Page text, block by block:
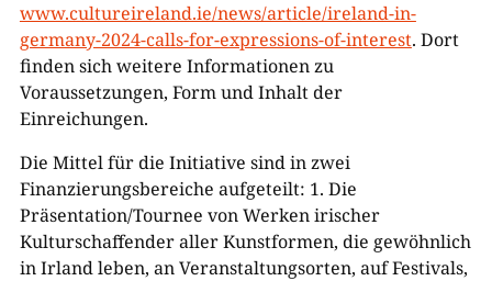
www.cultureireland.ie/news/article/ireland-in-
germany-2024-calls-for-expressions-of-interest. Dort
finden sich weitere Informationen zu
Voraussetzungen, Form und Inhalt der
Einreichungen.
Die Mittel für die Initiative sind in zwei
Finanzierungsbereiche aufgeteilt: 1. Die
Präsentation/Tournee von Werken irischer
Kulturschaffender aller Kunstformen, die gewöhnlich
in Irland leben, an Veranstaltungsorten, auf Festivals,